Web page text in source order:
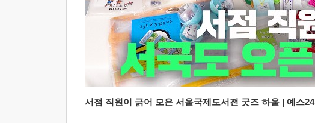
서점 직원이 긁어 모은 서울국제도서전 굿즈 하울 | 예스24